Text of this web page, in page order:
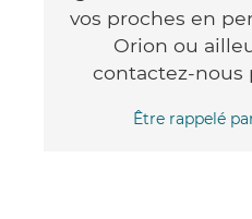
vos proches en
Orion ou
contactez-nous
Être rappelé